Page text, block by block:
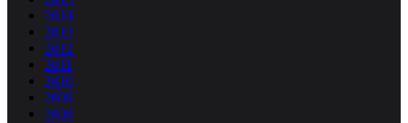
2014
2013
2012
2011
2010
2009
2008